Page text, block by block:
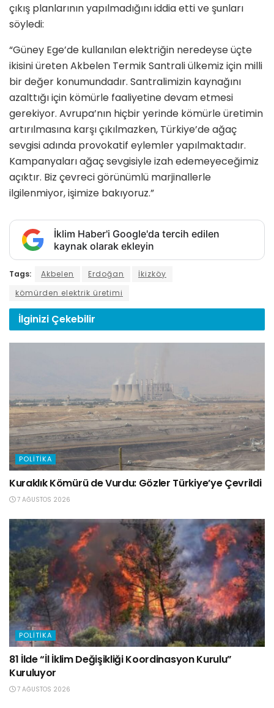
çıkış planlarının yapılmadığını iddia etti ve şunları
söyledi:
“Güney Ege’de kullanılan elektriğin neredeyse üçte
ikisini üreten Akbelen Termik Santrali ülkemiz için milli
bir değer konumundadır. Santralimizin kaynağını
azalttığı için kömürle faaliyetine devam etmesi
gerekiyor. Avrupa’nın hiçbir yerinde kömürle üretimin
artırılmasına karşı çıkılmazken, Türkiye’de ağaç
sevgisi adında provokatif eylemler yapılmaktadır.
Kampanyaları ağaç sevgisiyle izah edemeyeceğimiz
açıktır. Biz çevreci görünümlü marjinallerle
ilgilenmiyor, işimize bakıyoruz.”
İklim Haber'i Google'da tercih edilen
kaynak olarak ekleyin
Tags: Akbelen Erdoğan
İkizköy
kömürden elektrik üretimi
İlginizi Çekebilir
POLITIKA
Kuraklık Kömürü de Vurdu: Gözler Türkiye’ye Çevrildi
7 AĞUSTOS 2026
POLITIKA
81 İlde “İl İklim Değişikliği Koordinasyon Kurulu”
Kuruluyor
7 AĞUSTOS 2026